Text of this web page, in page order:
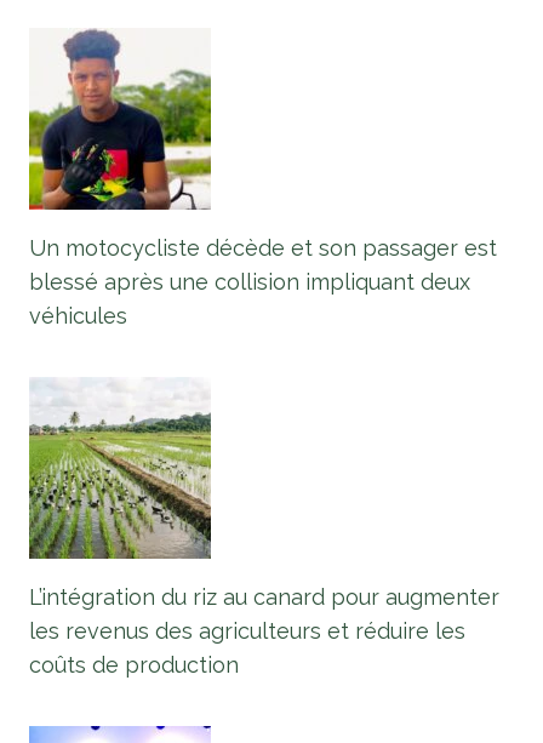
Un motocycliste décède et son passager est
blessé après une collision impliquant deux
véhicules
L’intégration du riz au canard pour augmenter
les revenus des agriculteurs et réduire les
coûts de production